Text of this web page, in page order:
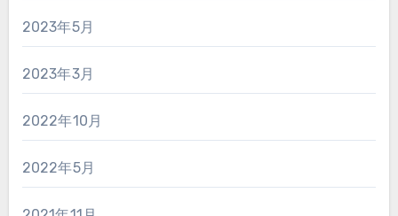
2023年5月
2023年3月
2022年10月
2022年5月